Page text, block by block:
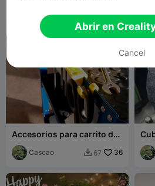
Accesorios para carrito de
herramientas
Cascao  67 36
Abrir en
Cancel